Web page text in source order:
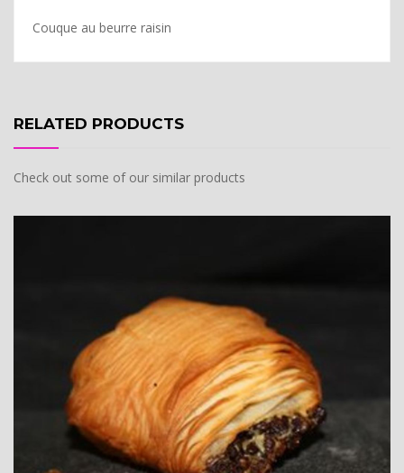
Couque au beurre raisin
RELATED PRODUCTS
Check out some of our similar products